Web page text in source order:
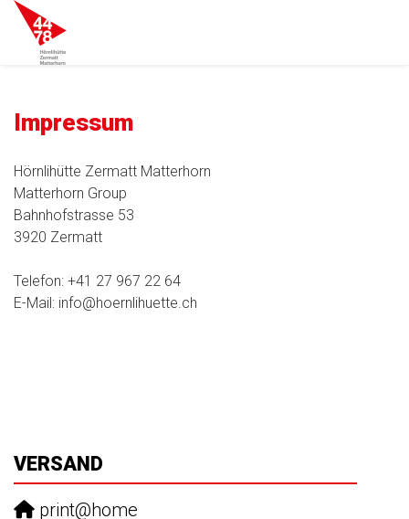
Impressum
Hörnlihütte Zermatt Matterhorn
Matterhorn Group
Bahnhofstrasse 53
3920 Zermatt
Telefon: +41 27 967 22 64
E-Mail: info@hoernlihuette.ch
VERSAND
print@home